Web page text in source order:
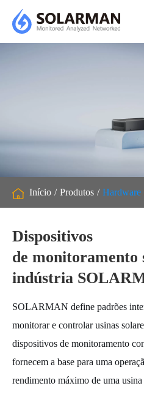
Início Produtos Hardware
Dispositivos
de monitoramento
indústria
SOLARMAN define padrões
monitorar e controlar usinas
dispositivos de monitoramento
fornecem a base para uma
rendimento máximo de uma usina